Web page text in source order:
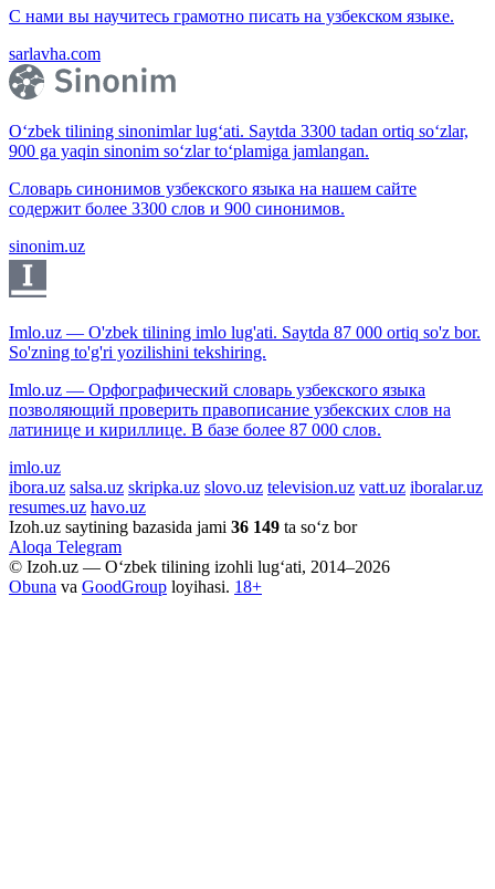
С нами вы научитесь грамотно писать на узбекском языке.
sarlavha.com
O‘zbek tilining sinonimlar lug‘ati. Saytda 3300 tadan ortiq so‘zlar,
900 ga yaqin sinonim so‘zlar to‘plamiga jamlangan.
Словарь синонимов узбекского языка на нашем сайте
содержит более 3300 слов и 900 синонимов.
sinonim.uz
Imlo.uz — O'zbek tilining imlo lug'ati. Saytda 87 000 ortiq so'z bor.
So'zning to'g'ri yozilishini tekshiring.
Imlo.uz — Орфографический словарь узбекского языка
позволяющий проверить правописание узбекских слов на
латинице и кириллице. В базе более 87 000 слов.
imlo.uz
ibora.uz salsa.uz skripka.uz slovo.uz television.uz vatt.uz iboralar.uz
resumes.uz havo.uz
Izoh.uz saytining bazasida jami 36 149 ta so‘z bor
Aloqa Telegram
© Izoh.uz — O‘zbek tilining izohli lug‘ati, 2014–2026
Obuna va GoodGroup loyihasi. 18+